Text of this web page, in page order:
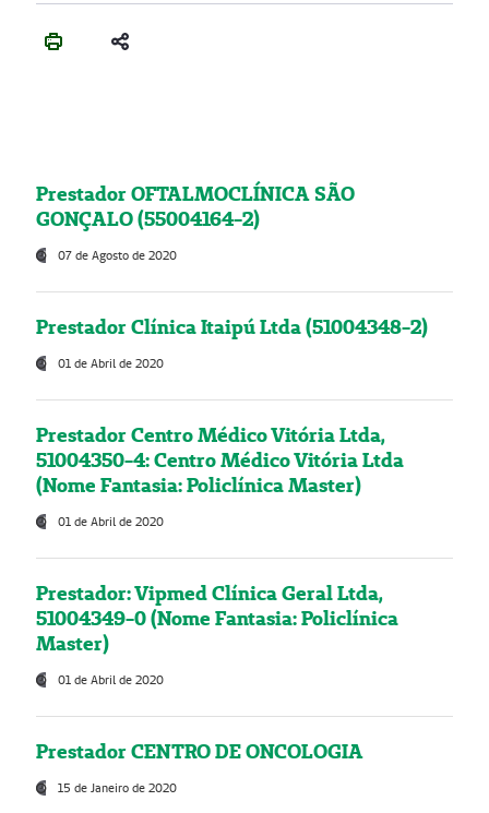
Prestador OFTALMOCLÍNICA SÃO
GONÇALO (55004164-2)
07 de Agosto de 2020
Prestador Clínica Itaipú Ltda (51004348-2)
01 de Abril de 2020
Prestador Centro Médico Vitória Ltda,
51004350-4: Centro Médico Vitória Ltda
(Nome Fantasia: Policlínica Master)
01 de Abril de 2020
Prestador: Vipmed Clínica Geral Ltda,
51004349-0 (Nome Fantasia: Policlínica
Master)
01 de Abril de 2020
Prestador CENTRO DE ONCOLOGIA
15 de Janeiro de 2020